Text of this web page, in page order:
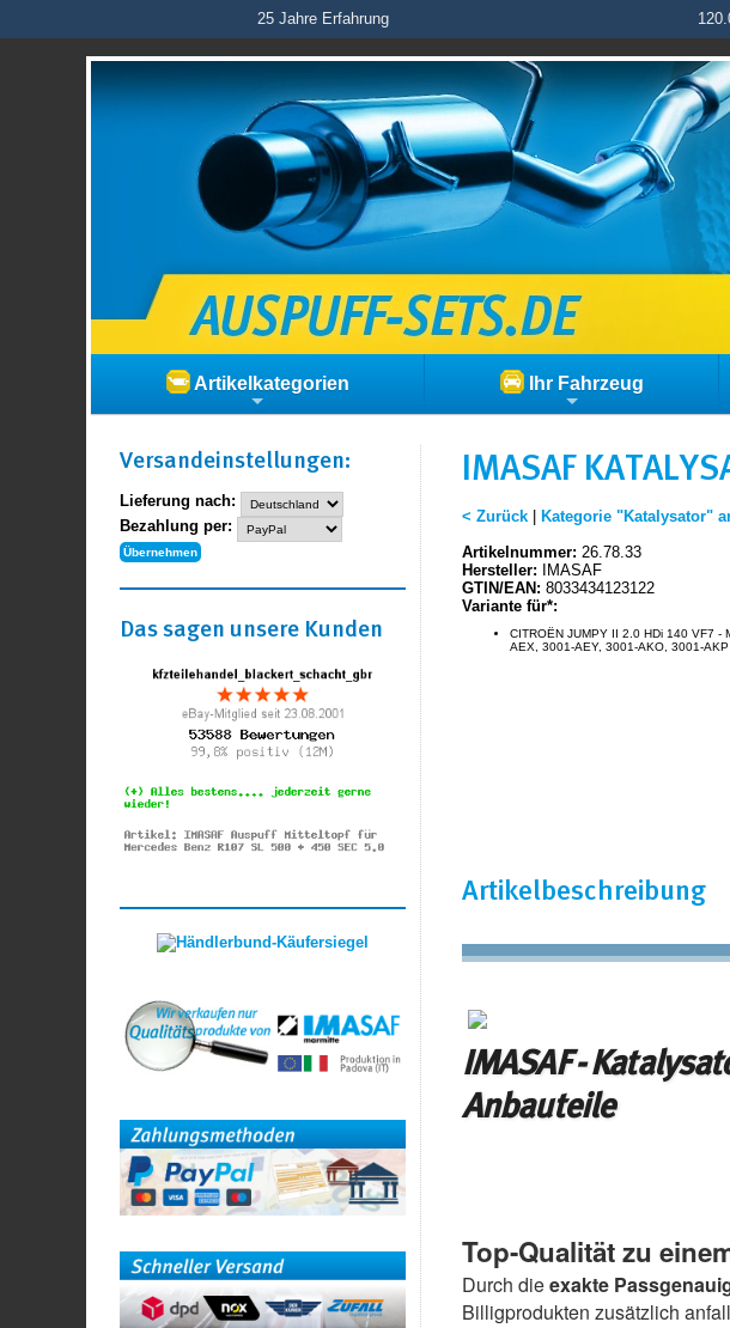
25 Jahre Erfahrung
Artikelkategorien Ihr Fahrzeug
IMASAF
< Zurück|
Kategorie "Katalysator"
Artikelnummer: 26.78.33
Hersteller: IMASAF
GTIN/EAN: 8033434123122
Variante für*:
CITROËN JUMPY II 2.0 HDi 140 VF7
AEX, 3001-AEY, 3001-AKO, 3001-AKP
Artikelbeschreibung
IMASAF -
Anbauteile
Top-Qualität zu
Durch dieexakte
Billigprodukten zusätzlich
Versand­einstellungen:
Lieferung nach:
Bezahlung per:
Das sagen unsere Kunden